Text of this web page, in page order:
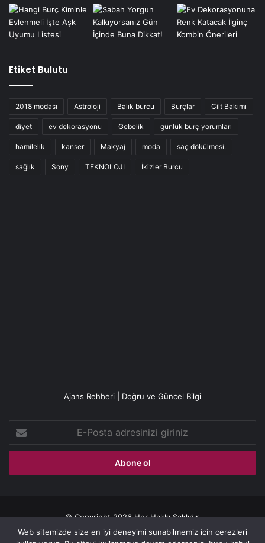
Etiket Bulutu
2018 modası Astroloji Balık burcu Burçlar Cilt Bakımı
diyet ev dekorasyonu Gebelik günlük burç yorumları
hamilelik kanser Makyaj moda saç dökülmesi.
sağlık Sony TEKNOLOJİ İkizler Burcu
Ajans Rehberi | Doğru ve Güncel Bilgi
Posta
adresinizi
© Copyright 2026 Her Hakkı Saklıdır.
Gizlilik politikası
Web sitemizde size en iyi deneyimi sunabilmemiz için çerezleri